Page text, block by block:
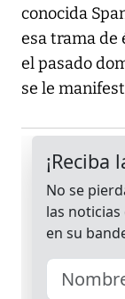
conocida
esa trama de
el pasado
se le